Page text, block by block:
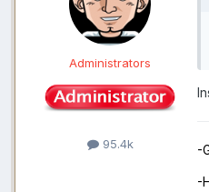
Administrators
95.4k -
-